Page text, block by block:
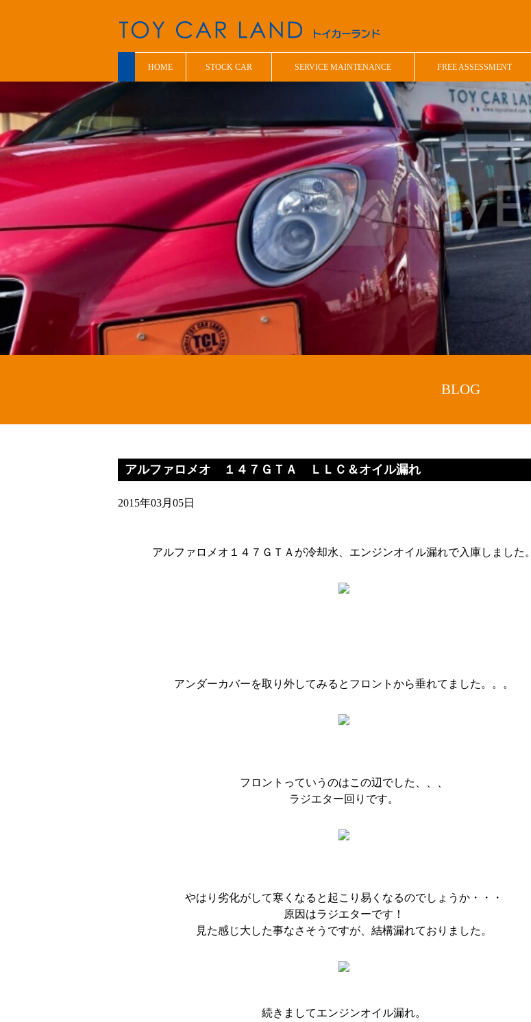
HOME STOCK CAR SERVICE MAINTENANCE FREE ASSESSMENT
BLOG
アルファロメオ １４７ＧＴＡ ＬＬＣ＆オイル漏れ
2015年03月05日
アルファロメオ１４７ＧＴＡが冷却水、エンジンオイル漏れで入庫しました。
アンダーカバーを取り外してみるとフロントから垂れてました。。。
フロントっていうのはこの辺でした、、、
ラジエター回りです。
やはり劣化がして寒くなると起こり易くなるのでしょうか・・・
原因はラジエターです！
見た感じ大した事なさそうですが、結構漏れておりました。
続きましてエンジンオイル漏れ。